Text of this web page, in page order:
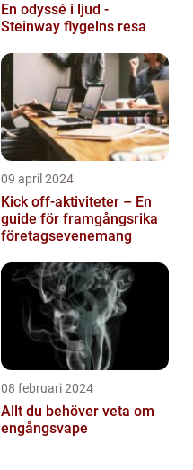
En odyssé i ljud -
Steinway flygelns resa
09 april 2024
Kick off-aktiviteter – En
guide för framgångsrika
företagsevenemang
08 februari 2024
Allt du behöver veta om
engångsvape